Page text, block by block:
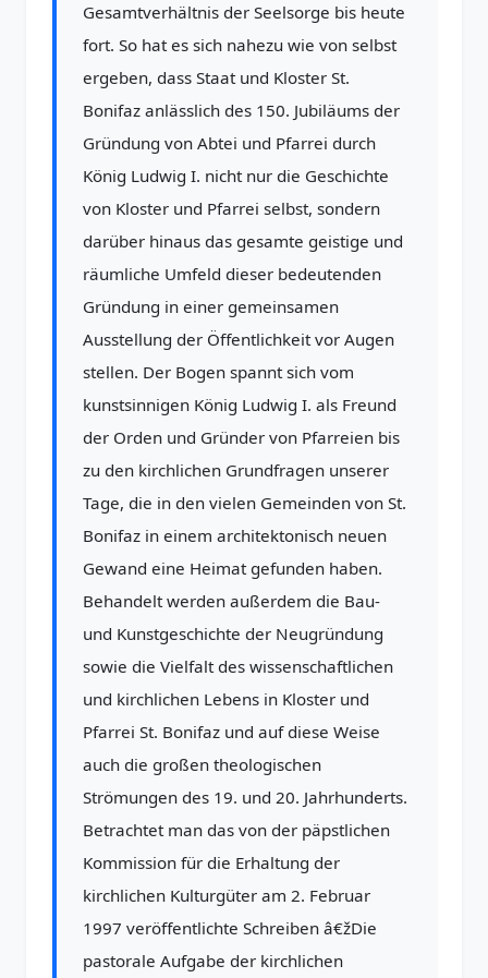
Gesamtverhältnis der Seelsorge bis heute
fort. So hat es sich nahezu wie von selbst
ergeben, dass Staat und Kloster St.
Bonifaz anlässlich des 150. Jubiläums der
Gründung von Abtei und Pfarrei durch
König Ludwig I. nicht nur die Geschichte
von Kloster und Pfarrei selbst, sondern
darüber hinaus das gesamte geistige und
räumliche Umfeld dieser bedeutenden
Gründung in einer gemeinsamen
Ausstellung der Öffentlichkeit vor Augen
stellen. Der Bogen spannt sich vom
kunstsinnigen König Ludwig I. als Freund
der Orden und Gründer von Pfarreien bis
zu den kirchlichen Grundfragen unserer
Tage, die in den vielen Gemeinden von St.
Bonifaz in einem architektonisch neuen
Gewand eine Heimat gefunden haben.
Behandelt werden außerdem die Bau-
und Kunstgeschichte der Neugründung
sowie die Vielfalt des wissenschaftlichen
und kirchlichen Lebens in Kloster und
Pfarrei St. Bonifaz und auf diese Weise
auch die großen theologischen
Strömungen des 19. und 20. Jahrhunderts.
Betrachtet man das von der päpstlichen
Kommission für die Erhaltung der
kirchlichen Kulturgüter am 2. Februar
1997 veröffentlichte Schreiben â€žDie
pastorale Aufgabe der kirchlichen